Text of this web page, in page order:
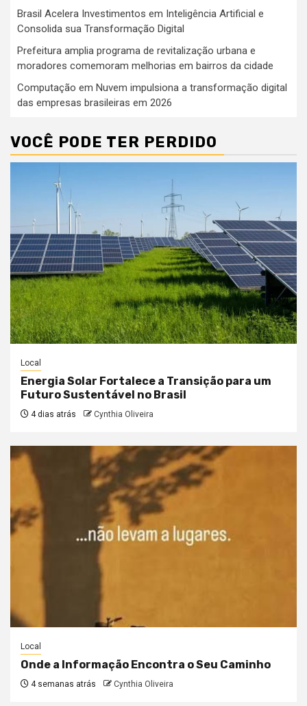
Brasil Acelera Investimentos em Inteligência Artificial e
Consolida sua Transformação Digital
Prefeitura amplia programa de revitalização urbana e
moradores comemoram melhorias em bairros da cidade
Computação em Nuvem impulsiona a transformação digital
das empresas brasileiras em 2026
VOCÊ PODE TER PERDIDO
Local
Energia Solar Fortalece a Transição para um
Futuro Sustentável no Brasil
4 dias atrás Cynthia Oliveira
Local
Onde a Informação Encontra o Seu Caminho
4 semanas atrás Cynthia Oliveira